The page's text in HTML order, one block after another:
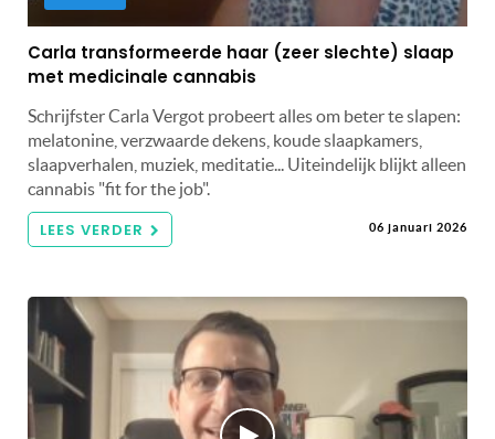
Carla transformeerde haar (zeer slechte) slaap
met medicinale cannabis
Schrijfster Carla Vergot probeert alles om beter te slapen:
melatonine, verzwaarde dekens, koude slaapkamers,
slaapverhalen, muziek, meditatie... Uiteindelijk blijkt alleen
cannabis "fit for the job".
LEES VERDER 06 januari 2026